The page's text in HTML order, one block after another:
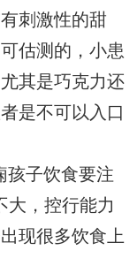
刺激性的甜
估测的，小患
其是巧克力还
是不可以入口
孩子饮食要注
大，控行能力
现很多饮食上